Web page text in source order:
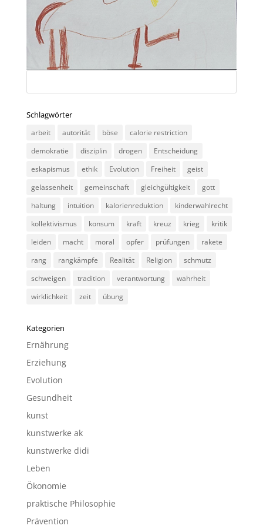
Schlagwörter
arbeit autorität böse
calorie restriction
demokratie
disziplin drogen
Entscheidung
eskapismus
ethik Evolution Freiheit
geist
gelassenheit
gemeinschaft gleichgültigkeit
gott
haltung
intuition kalorienreduktion
kinderwahlrecht
kollektivismus
konsum kraft kreuz krieg
kritik
leiden
macht moral opfer prüfungen
rakete
rang
rangkämpfe Realität Religion
schmutz
schweigen
tradition verantwortung
wahrheit
wirklichkeit
zeit übung
Kategorien
Ernährung
Erziehung
Evolution
Gesundheit
kunst
kunstwerke ak
kunstwerke didi
Leben
Ökonomie
praktische Philosophie
Prävention